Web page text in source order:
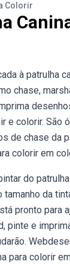
Colorir
à patrulha
chase,
e colorir.
de chase da
colorir em
do
da
pronto para
pinte e
para colorir